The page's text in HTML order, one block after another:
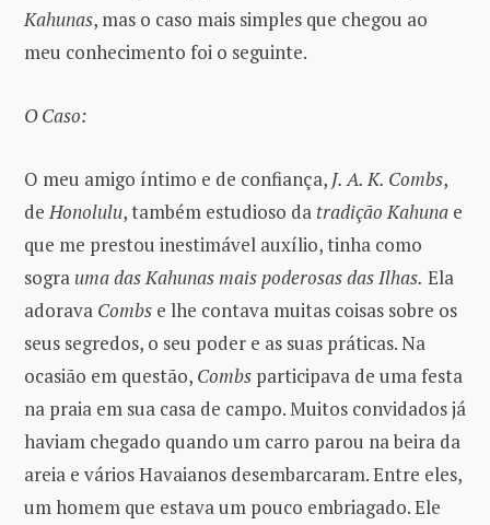
Kahunas, mas o caso mais simples que chegou ao
meu conhecimento foi o seguinte.
O Caso:
O meu amigo íntimo e de confiança, J. A. K. Combs,
deHonolulu, também estudioso da tradição Kahuna e
que me prestou inestimável auxílio, tinha como
sogra uma das Kahunas mais poderosas das Ilhas. Ela
adorava Combs e lhe contava muitas coisas sobre os
seus segredos, o seu poder e as suas práticas. Na
ocasião em questão, Combs participava de uma festa
na praia em sua casa de campo. Muitos convidados já
haviam chegado quando um carro parou na beira da
areia e vários Havaianos desembarcaram. Entre eles,
um homem que estava um pouco embriagado. Ele